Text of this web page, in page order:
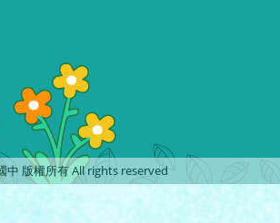
版權所有 All rights reserved